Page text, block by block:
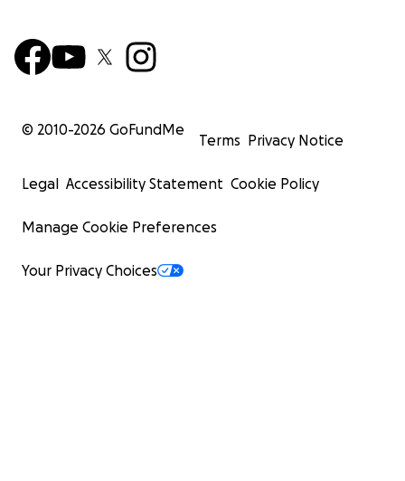
© 2010-2026 GoFundMe
Terms Privacy Notice
Legal Accessibility Statement Cookie Policy
Manage Cookie Preferences
Your Privacy Choices